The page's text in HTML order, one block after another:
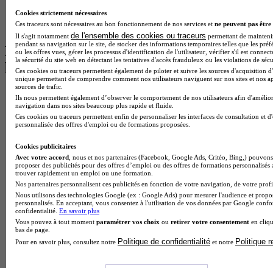
BTS Communication à Lyon
BTS Ndrc à Lyon
Les intitulés de diplôme par alternance
les plus recherchés
BTS Esf en alternance
BTS Dietetique en alternance
BTS Mco en alternance
BTS Pi en alternance
Master CCA en alternance
BTS Ndrc en alternance
BTS Sam en alternance
Cap Fleuriste en alternance
BTS Sio en alternance
MSc Marketing Digital en alternance
BTS Gpme en alternance
Cap Electricien en alternance
BTS Gpn en alternance
BTS Domotique en alternance
Cookies strictement nécessaires
Ces traceurs sont nécessaires au bon fonctionnement de nos services et ne peuvent pas être
Il s'agit notamment de l'ensemble des cookies ou traceurs permettant de
pendant sa navigation sur le site, de stocker des informations temporaires telles que les
ou les offres vues, gérer les processus d'identification de l'utilisateur, vérifier s'il est
la sécurité du site web en détectant les tentatives d'accès frauduleux ou les violations de
Ces cookies ou traceurs permettent également de piloter et suivre les sources d'acquisition
unique permettant de comprendre comment nos utilisateurs naviguent sur nos sites et nos
sources de trafic.
Ils nous permettent également d’observer le comportement de nos utilisateurs afin
navigation dans nos sites beaucoup plus rapide et fluide.
Ces cookies ou traceurs permettent enfin de personnaliser les interfaces de consultation et
personnalisée des offres d'emploi ou de formations proposées.
Cookies publicitaires
Avec votre accord , nous et nos partenaires (Facebook, Google Ads, Critéo, Bing,)
proposer des publicités pour des offres d’emploi ou des offres de formations
trouver rapidement un emploi ou une formation.
Nos partenaires personnalisent ces publicités en fonction de votre navigation, de votre
Nous utilisons des technologies Google (ex : Google Ads) pour mesurer l'audience et
personnalisés. En acceptant, vous consentez à l'utilisation de vos données par Google
confidentialité. En savoir plus
Vous pouvez à tout moment paramétrer vos choix ou retirer votre consentement en
bas de page.
Pour en savoir plus, consultez notre Politique de confidentialité et notre Politique